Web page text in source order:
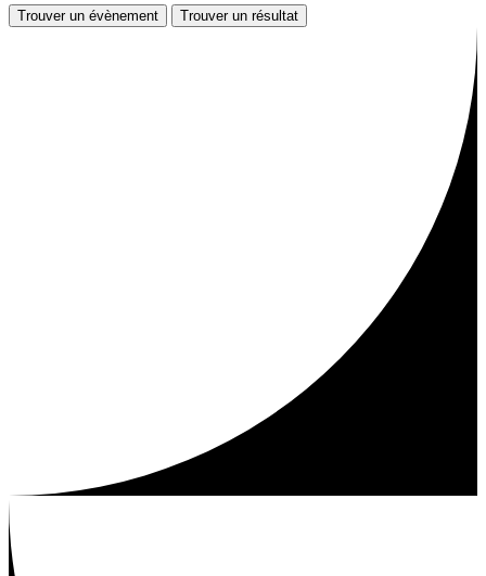
Trouver un évènement Trouver un résultat